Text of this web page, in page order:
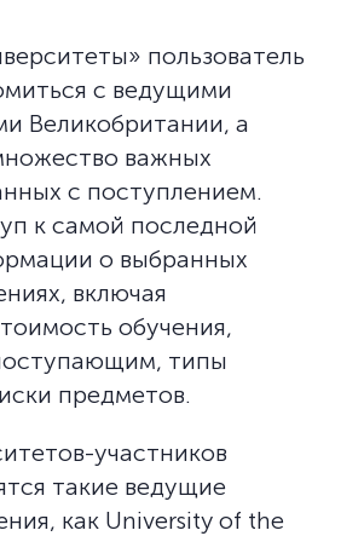
пользователь
с ведущими
Великобритании, а
важных
с поступлением.
к самой последной
о выбранных
включая
обучения,
типы
предметов.
участников
такие ведущие
как University of the